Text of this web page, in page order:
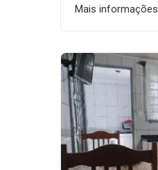
Mais informações